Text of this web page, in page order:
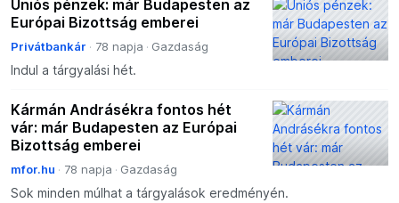
Uniós pénzek: már Budapesten az
Európai Bizottság emberei
Privátbankár 78 napja Gazdaság
Indul a tárgyalási hét.
Kármán Andrásékra fontos hét
vár: már Budapesten az Európai
Bizottság emberei
mfor.hu 78 napja Gazdaság
Sok minden múlhat a tárgyalások eredményén.